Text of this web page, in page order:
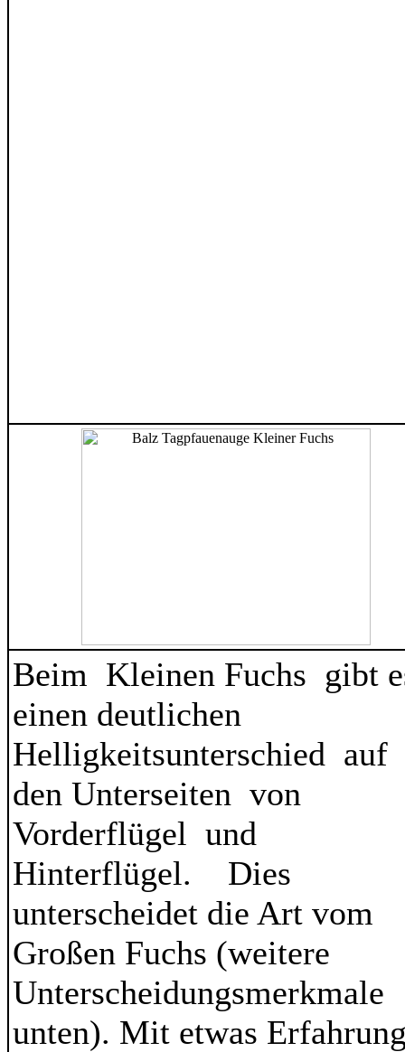
Beim Kleinen Fuchs gibt
einen deutlichen
Helligkeitsunterschied auf
den Unterseiten von
Vorderflügel und
Hinterflügel. Dies
unterscheidet die Art vom
Großen Fuchs (weitere
Unterscheidungsmerkmale
unten). Mit etwas